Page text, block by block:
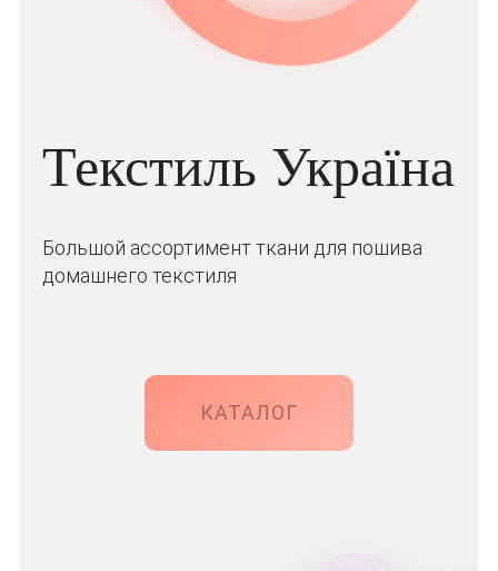
Текстиль Україна
Большой ассортимент ткани для пошива
домашнего текстиля
КАТАЛОГ